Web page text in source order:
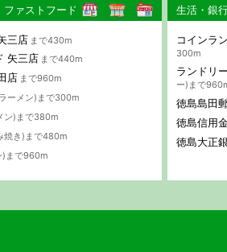
ファストフード
三店 まで430m
矢三店 まで440m
店 まで960m
ーメン)まで300m
ン)まで380m
焼き)まで480m
)まで960m
生活・銀
コインラ
300m
ランドリ
ー)まで
徳島島田
徳島信用
徳島大正